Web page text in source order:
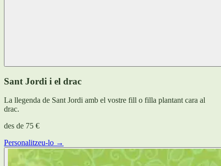
Sant Jordi i el drac
La llegenda de Sant Jordi amb el vostre fill o filla plantant cara al
drac.
des de 75 €
Personalitzeu-lo →